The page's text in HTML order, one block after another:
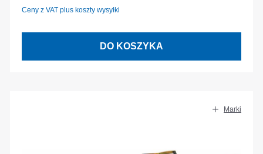
Ceny z VAT plus koszty wysyłki
DO KOSZYKA
Marki